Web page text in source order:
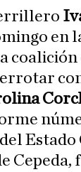
en
Estado
Cepeda,